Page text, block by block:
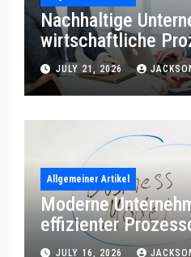
Nachhaltige
wirtschaftliche
JULY 21, 2026
Allgemeiner Artikel
Moderne
effizienter
JULY 16, 2026